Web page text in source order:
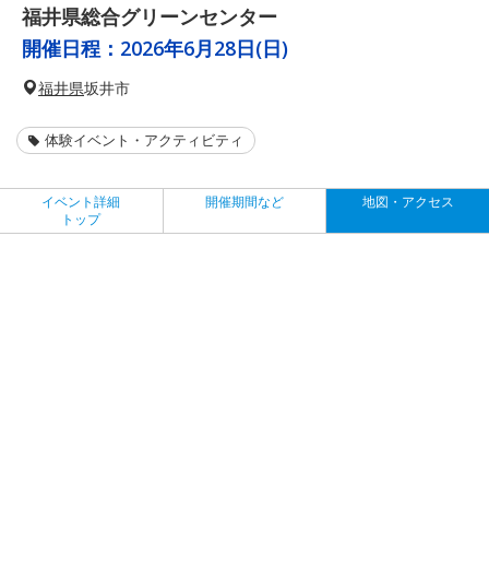
福井県総合グリーンセンター
開催日程： 2026年6月28日(日)
福井県坂井市
体験イベント・アクティビティ
イベント詳細
トップ
開催期間など 地図・アクセス